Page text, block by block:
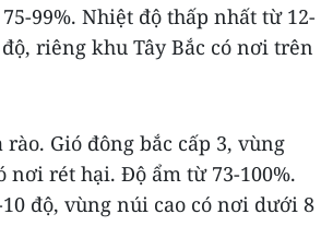
99%. Nhiệt độ thấp nhất từ 12-
riêng khu Tây Bắc có nơi trên
Gió đông bắc cấp 3, vùng
rét hại. Độ ẩm từ 73-100%.
độ, vùng núi cao có nơi dưới 8